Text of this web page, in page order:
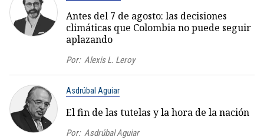
Antes del 7 de agosto: las decisiones
climáticas que Colombia no puede seguir
aplazando
Por: Alexis L. Leroy
Asdrúbal Aguiar
El fin de las tutelas y la hora de la nación
Por: Asdrúbal Aguiar